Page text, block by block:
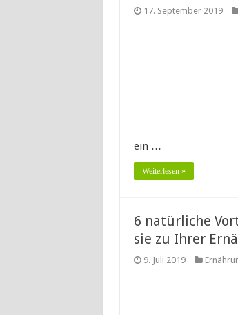
17. September 2019
ein …
Weiterlesen »
6 natürliche
sie zu Ihrer
9. Juli 2019